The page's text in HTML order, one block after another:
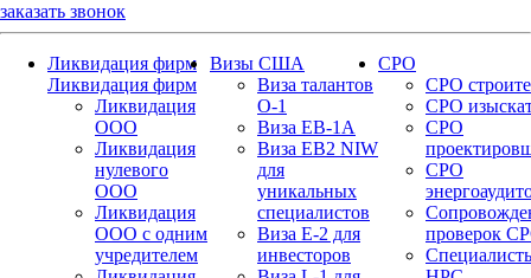
заказать звонок
Ликвидация фирм
Ликвидация фирм
Ликвидация
ООО
Ликвидация
нулевого
ООО
Ликвидация
ООО с одним
учредителем
Визы США
Виза талантов
О-1
Виза EB-1A
Виза EB2 NIW
для
уникальных
специалистов
Виза E-2 для
инвесторов
СРО
СРО
СРО
СРО
СРО
проверок